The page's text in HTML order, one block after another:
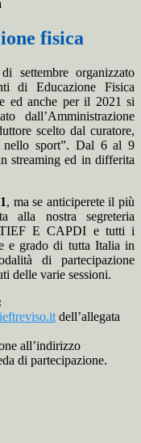
fisica
settembre organizzato
di Educazione Fisica
ed anche per il 2021 si
dall’Amministrazione
scelto dal curatore,
nello sport”. Dal 6 al 9
streaming ed in differita
, ma se anticiperete il più
alla nostra segreteria
E CAPDI e tutti i
e grado di tutta Italia in
di partecipazione
delle varie sessioni.
dell’allegata
all’indirizzo
di partecipazione.